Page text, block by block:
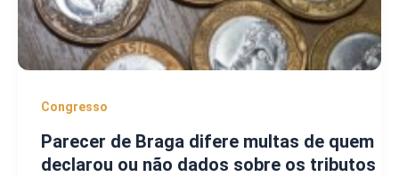
Congresso
Parecer de Braga difere multas de quem
declarou ou não dados sobre os tributos